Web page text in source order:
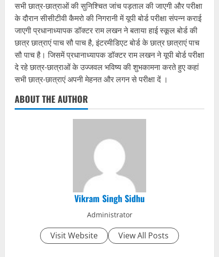
सभी छात्र-छात्राओं की सुनिश्चित जांच पड़ताल की जाएगी और परीक्षा
के दौरान सीसीटीवी कैमरो की निगरानी में यूपी बोर्ड परीक्षा संपन्न कराई
जाएगी प्रधानाध्यापक डॉक्टर राम लखन ने बताया हाई स्कूल बोर्ड की
छात्र छात्राएं पाच सौ पाच है, इंटरमीडिएट बोर्ड के छात्र छात्राएं पाच
सौ पाच है। जिसमें प्रधानाध्यापक डॉक्टर राम लखन ने यूपी बोर्ड परीक्षा
दे रहे छात्र-छात्राओं के उज्जवल भविष्य की शुभकामना करते हुए कहां
सभी छात्र-छात्राएं अपनी मेहनत और लगन से परीक्षा दें ।
ABOUT THE AUTHOR
Vikram Singh Sidhu
Administrator
Visit Website View All Posts